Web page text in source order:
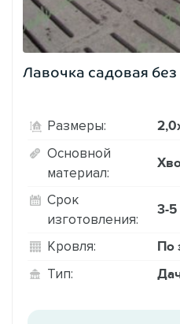
Лавочка садовая
Размеры:
Основной
материал:
Срок
изготовления:
3-5
Кровля: По
Тип: